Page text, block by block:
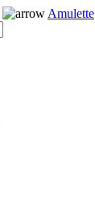
Amulette